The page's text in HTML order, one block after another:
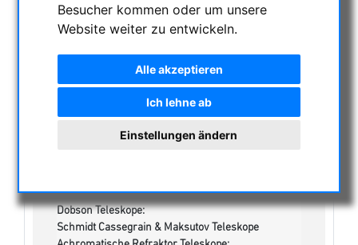
Besucher kommen oder um unsere
Website weiter zu entwickeln.
Alle akzeptieren
Ich lehne ab
Einstellungen ändern
SECONDHAND & LAGERBESTAND
Lagerliste
Apochromatische Linsen in Fassung, 3-Linser:
Achromatische Refraktoren, opt. Tubus:
Apochromatische Refraktoren, 2-Linser, opt. Tuben:
Newton / Maksutov-Newton , opt. Tuben:
Dobson Teleskope:
Schmidt Cassegrain & Maksutov Teleskope